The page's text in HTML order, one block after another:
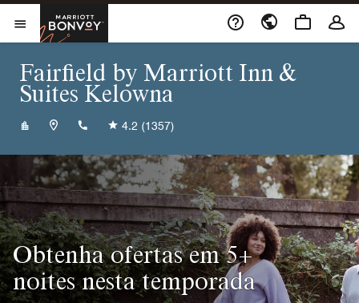
Skip to Content
Abrir menu
Marriott Bonvoy
Fairfield by Marriott Inn &
Suites Kelowna
+12507632800
4.2 (1357)
Obtenha ofertas em 5+
noites nesta temporada